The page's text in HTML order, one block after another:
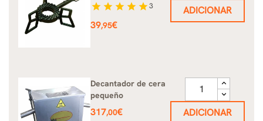
star star star star star3
Preço
39,95€
ADICIONAR
Decantador de cera
pequeño
Preço
317,00€ ADICIONAR